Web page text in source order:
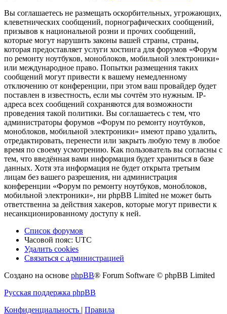
Вы соглашаетесь не размещать оскорбительных, угрожающих,
клеветнических сообщений, порнографических сообщений,
призывов к национальной розни и прочих сообщений,
которые могут нарушить законы вашей страны, страны,
которая предоставляет услуги хостинга для форумов «Форум
по ремонту ноутбуков, моноблоков, мобильной электроники»
или международное право. Попытки размещения таких
сообщений могут привести к вашему немедленному
отключению от конференции, при этом ваш провайдер будет
поставлен в известность, если мы сочтём это нужным. IP-
адреса всех сообщений сохраняются для возможности
проведения такой политики. Вы соглашаетесь с тем, что
администраторы форумов «Форум по ремонту ноутбуков,
моноблоков, мобильной электроники» имеют право удалить,
отредактировать, перенести или закрыть любую тему в любое
время по своему усмотрению. Как пользователь вы согласны с
тем, что введённая вами информация будет храниться в базе
данных. Хотя эта информация не будет открыта третьим
лицам без вашего разрешения, ни администрация
конференции «Форум по ремонту ноутбуков, моноблоков,
мобильной электроники», ни phpBB Limited не может быть
ответственна за действия хакеров, которые могут привести к
несанкционированному доступу к ней.
Список форумов
Часовой пояс: UTC
Удалить cookies
Связаться
администрацией
Связаться с администрацией
Создано на основе phpBB® Forum Software © phpBB Limited
Русская поддержка phpBB
Конфиденциальность | Правила